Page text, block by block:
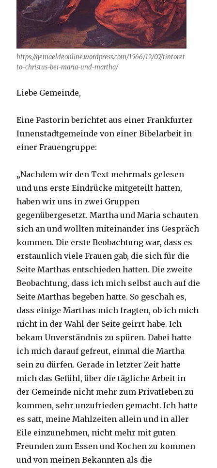
https://gemaeldeonline.wordpress.com/1566/12/07/tintoret
to-christus-bei-maria-und-martha/
Liebe Gemeinde,
Eine Pastorin berichtet aus einer Frankfurter
Innenstadtgemeinde von einer Bibelarbeit in
einer Frauengruppe:
„Nachdem wir den Text mehrmals gelesen
und uns erste Eindrücke mitgeteilt hatten,
haben wir uns in zwei Gruppen
gegenübergesetzt. Martha und Maria schauten
sich an und wollten miteinander ins Gespräch
kommen. Die erste Beobachtung war, dass es
erstaunlich viele Frauen gab, die sich für die
Seite Marthas entschieden hatten. Die zweite
Beobachtung, dass ich mich selbst auch auf die
Seite Marthas begeben hatte. So geschah es,
dass einige Marthas mich fragten, ob ich mich
nicht in der Wahl der Seite geirrt habe. Ich
bekam Unverständnis zu spüren. Dabei hatte
ich mich darauf gefreut, einmal die Martha
sein zu dürfen. Gerade in letzter Zeit hatte
mich das Gefühl, über die tägliche Arbeit in
der Gemeinde nicht mehr zum Privatleben zu
kommen, sehr unzufrieden gemacht. Ich hatte
es satt, meine Mahlzeiten allein und in aller
Eile einzunehmen, nicht mehr mit guten
Freunden zum Essen und Kochen zu kommen
und von meinen Bekannten als die